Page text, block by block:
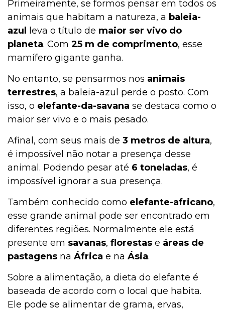
Primeiramente, se formos pensar em todos os
animais que habitam a natureza, a baleia-
azul
leva o título de maior ser vivo do
planeta. Com 25 m de comprimento, esse
mamífero gigante ganha.
No entanto, se pensarmos nos animais
terrestres, a baleia-azul perde o posto. Com
isso, o elefante-da-savana se destaca como o
maior ser vivo e o mais pesado.
Afinal, com seus mais de 3 metros de altura,
é impossível não notar a presença desse
animal. Podendo pesar até 6 toneladas, é
impossível ignorar a sua presença.
Também conhecido como elefante-africano,
esse grande animal pode ser encontrado em
diferentes regiões. Normalmente ele está
presente em savanas, florestas e áreas de
pastagens na África e na Ásia.
Sobre a alimentação, a dieta do elefante é
baseada de acordo com o local que habita.
Ele pode se alimentar de grama, ervas,